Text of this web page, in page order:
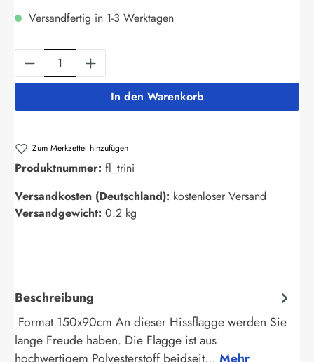
Versandfertig in 1-3 Werktagen
Produkt Anzahl: Gib den gewünschten
In den Warenkorb
Zum Merkzettel hinzufügen
Produktnummer: fl_trini
Versandkosten (Deutschland): kostenloser Versand
Versandgewicht: 0.2 kg
Beschreibung
Format 150x90cm An dieser Hissflagge werden Sie
lange Freude haben. Die Flagge ist aus